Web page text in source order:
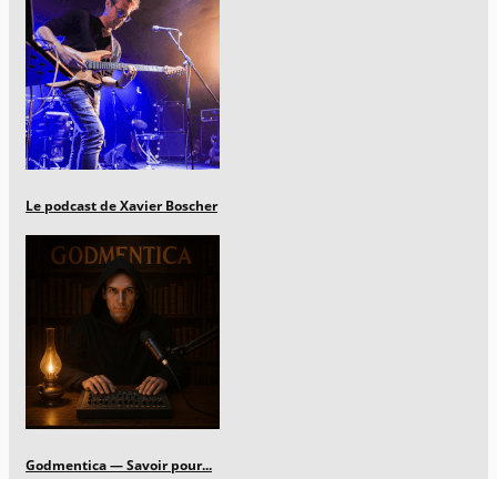
Le podcast de Xavier Boscher
Godmentica — Savoir pour...